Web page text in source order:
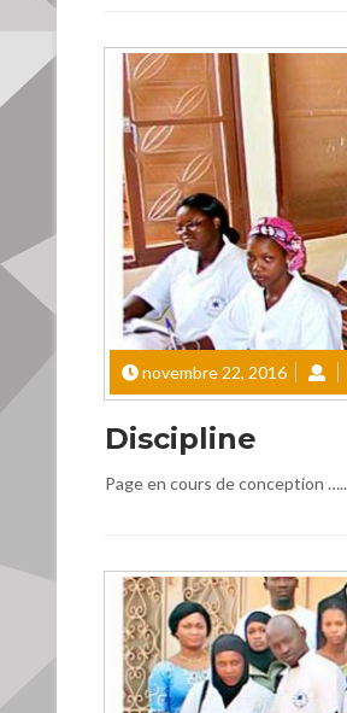
novembre 22, 2016
Discipline
Page en cours de conception …..